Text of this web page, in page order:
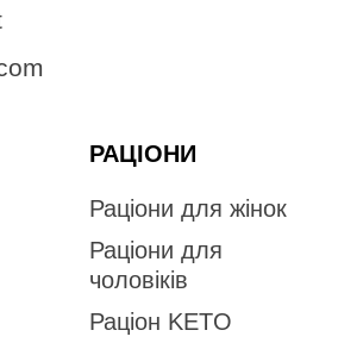
РАЦІОНИ
Раціони для жінок
Раціони для
чоловіків
Раціон KETO